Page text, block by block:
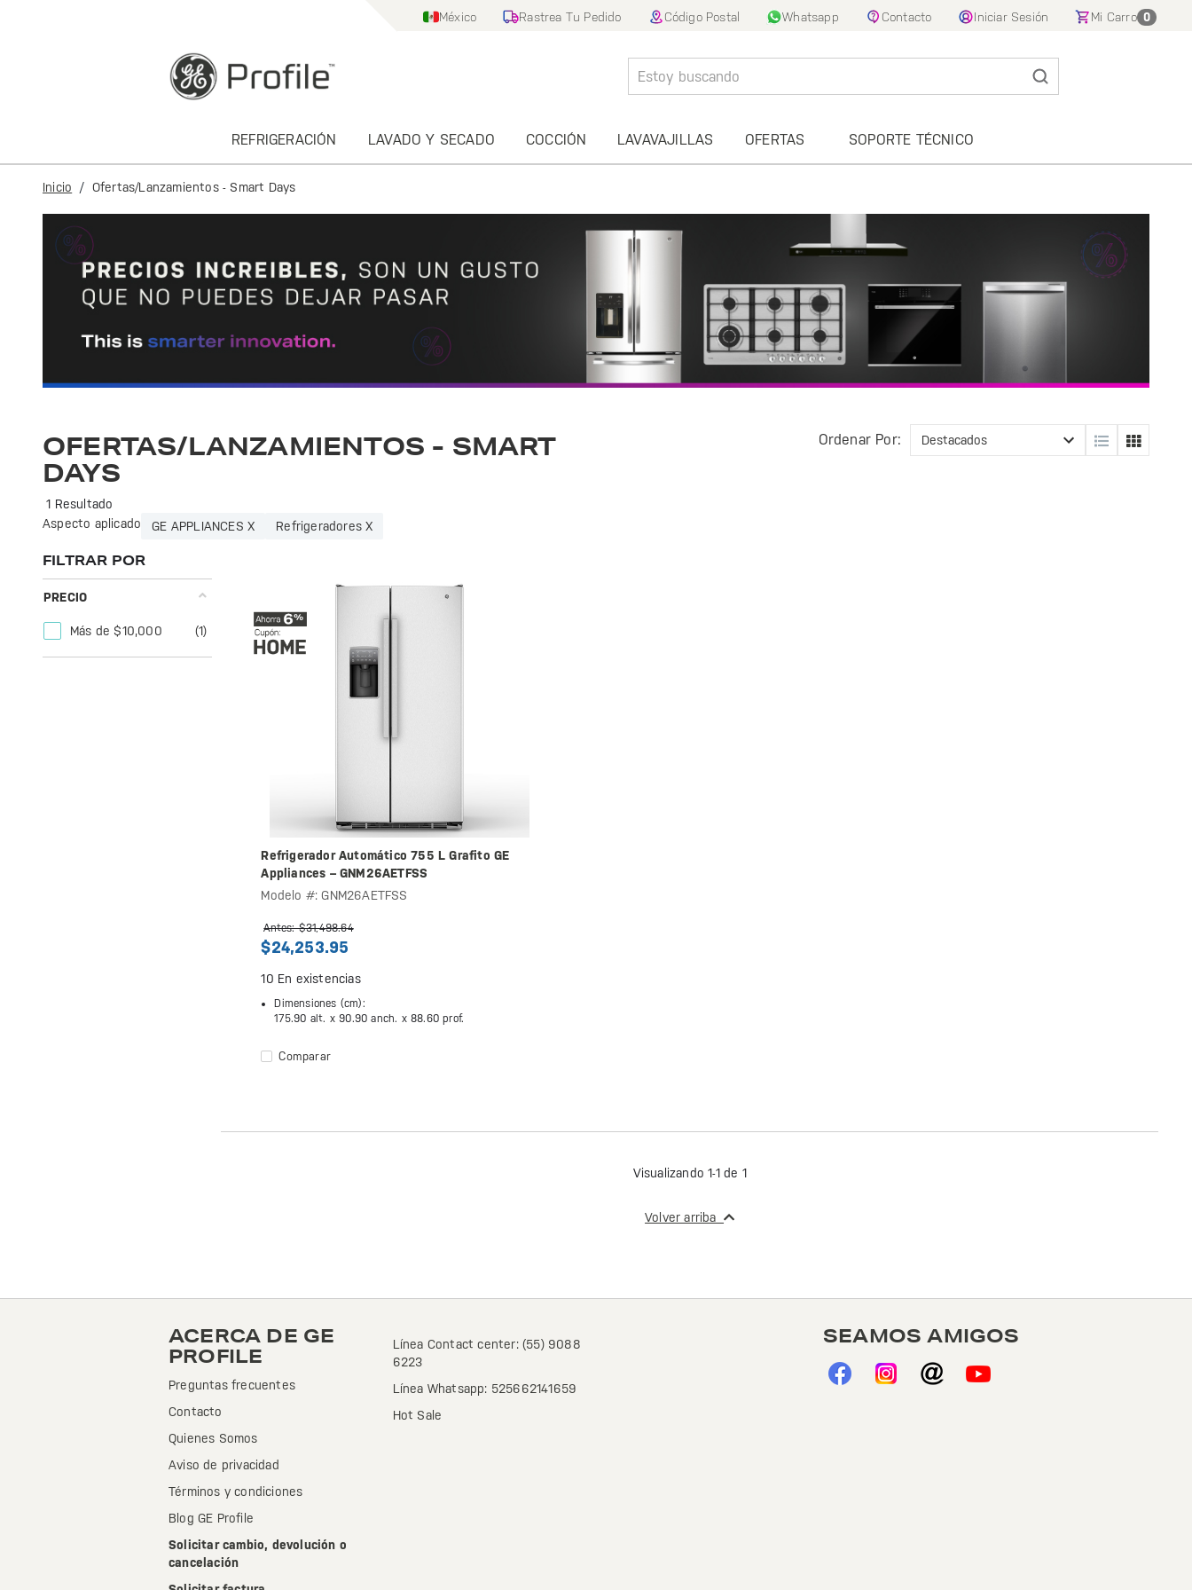
México Rastrea Tu Pedido Código Postal Whatsapp Contacto Iniciar Sesión Mi Carro 0
REFRIGERACIÓN LAVADO Y SECADO COCCIÓN LAVAVAJILLAS OFERTAS SOPORTE TÉCNICO
Inicio Ofertas/Lanzamientos - Smart Days
OFERTAS/LANZAMIENTOS - SMART
DAYS
1 Resultado
Ordenar Por:
Aspecto aplicado GE APPLIANCES X Refrigeradores X
FILTRAR POR
PRECIO
Más de $10,000 (1)
Refrigerador Automático 755 L Grafito GE
Appliances – GNM26AETFSS
Modelo #: GNM26AETFSS
Antes: $31,498.64
$24,253.95
10 En existencias
Dimensiones (cm):
175.90 alt. x90.90 anch. x 88.60 prof.
Comparar
Visualizando 1-1 de 1
Volver arriba
ACERCA DE GE
PROFILE
Preguntas frecuentes
Contacto
Quienes Somos
Aviso de privacidad
Términos y condiciones
Blog GE Profile
Solicitar cambio, devolución o
cancelación
Línea Contact center: (55) 9088
6223
Línea Whatsapp: 525662141659
Hot Sale
SEAMOS AMIGOS